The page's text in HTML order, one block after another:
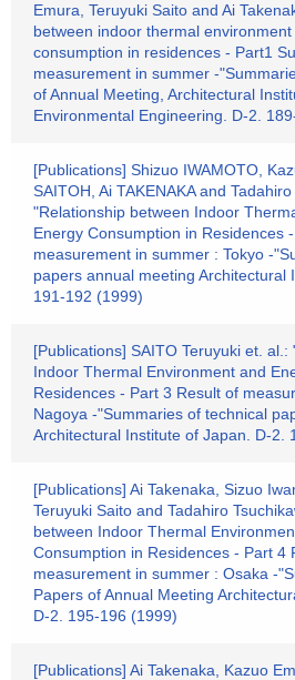
Emura, Teruyuki Saito and Ai
between indoor thermal
consumption in residences - Part1
measurement in summer -
of Annual Meeting, Architectural
Environmental Engineering. D-2.
[Publications] Shizuo IWAMOTO,
SAITOH, Ai TAKENAKA and
"Relationship between Indoor
Energy Consumption in Residences
measurement in summer : Tokyo -
papers annual meeting Architectural
191-192 (1999)
[Publications] SAITO Teruyuki et.
Indoor Thermal Environment and
Residences - Part 3 Result of
Nagoya -"Summaries of technical
Architectural Institute of Japan. D-2.
[Publications] Ai Takenaka, Sizuo
Teruyuki Saito and Tadahiro
between Indoor Thermal
Consumption in Residences - Part 4
measurement in summer : Osaka -
Papers of Annual Meeting
D-2. 195-196 (1999)
[Publications] Ai Takenaka, Kazuo